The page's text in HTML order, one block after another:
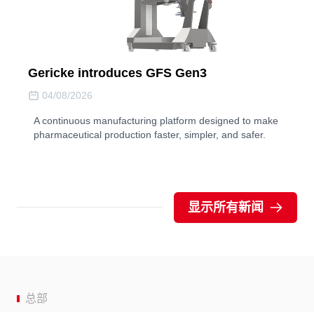
Gericke introduces GFS Gen3
04/08/2026
A continuous manufacturing platform designed to make
pharmaceutical production faster, simpler, and safer.
显示所有新闻
总部